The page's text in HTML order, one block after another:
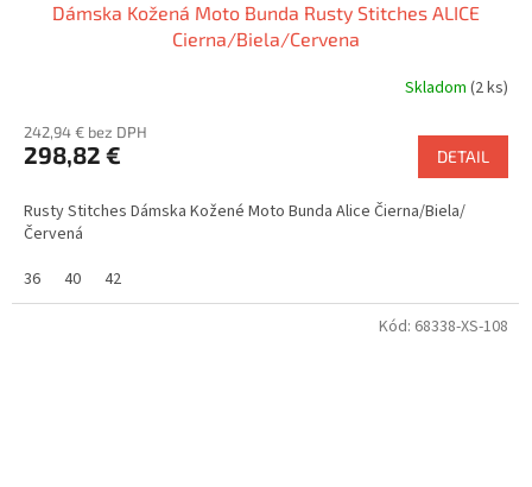
Dámska Kožená Moto Bunda Rusty Stitches ALICE
Cierna/Biela/Cervena
Skladom (2 ks)
242,94 € bez DPH
298,82 € DETAIL
Rusty Stitches Dámska Kožené Moto Bunda Alice Čierna/Biela/
Červená
36
40 42
Kód: 68338-XS-108